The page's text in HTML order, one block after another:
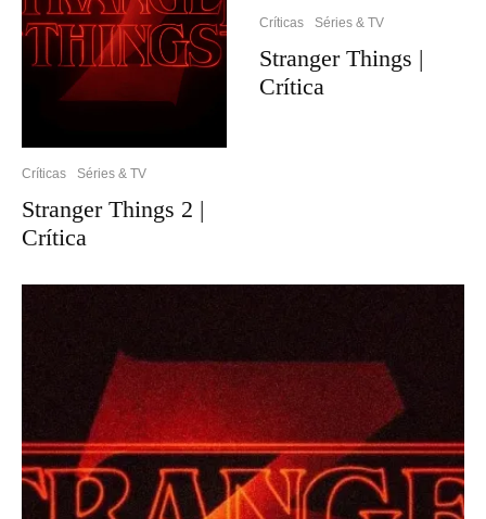
Críticas Séries & TV
Stranger Things 2 |
Crítica
Críticas Séries & TV
Stranger Things |
Crítica